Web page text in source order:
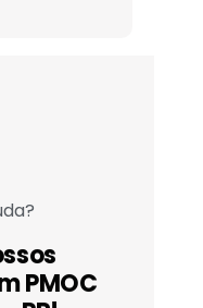
PMOC